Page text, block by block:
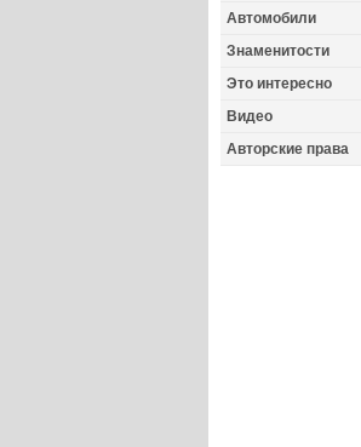
Автомобили
Знаменитости
Это интересно
Видео
Авторские права